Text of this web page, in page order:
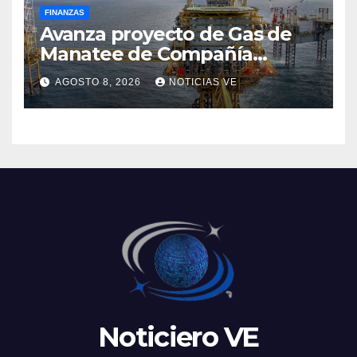
FINANZAS
Avanza proyecto de Gas de
Manatee de Compañía
Nacional de Gas de Trinidad y
Tobago
AGOSTO 8, 2026 NOTICIAS VE
Noticiero VE